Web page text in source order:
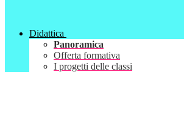
Didattica
Panoramica
Offerta formativa
I progetti delle classi